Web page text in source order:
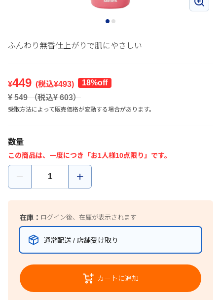
ふんわり無香仕上がりで肌にやさしい
¥449 (税込¥493)
18%off
¥ 549（税込¥603）
受取方法によって販売価格が変動する場合があります。
数量
この商品は、一度につき「お1人様10点限り」です。
在庫： ログイン後、在庫が表示されます
通常配送 / 店舗受け取り
カートに追加